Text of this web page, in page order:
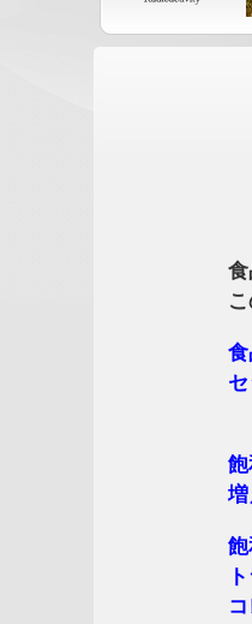
栄養成
食品表示法
この２項目
食品５成分
セット分
飽和脂肪酸
増えま
飽和
トラン
コレス